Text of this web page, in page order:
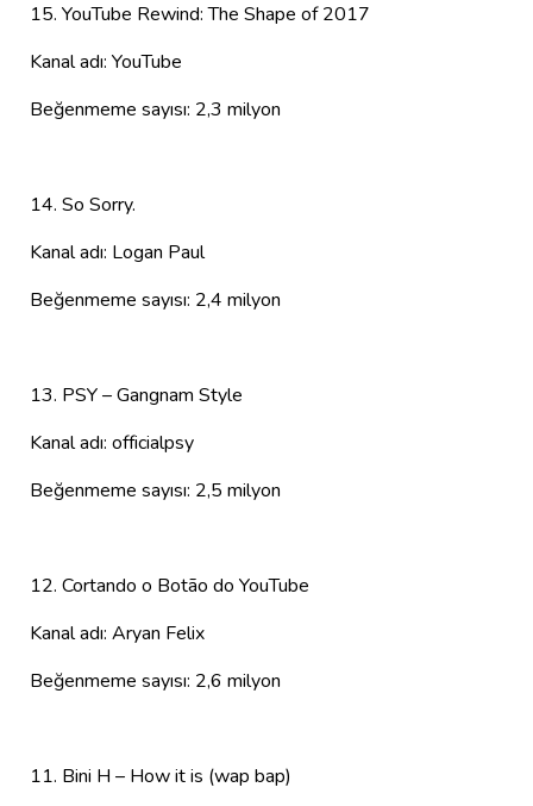
15. YouTube Rewind: The Shape of 2017
Kanal adı: YouTube
Beğenmeme sayısı: 2,3 milyon
14. So Sorry.
Kanal adı: Logan Paul
Beğenmeme sayısı: 2,4 milyon
13. PSY – Gangnam Style
Kanal adı: officialpsy
Beğenmeme sayısı: 2,5 milyon
12. Cortando o Botão do YouTube
Kanal adı: Aryan Felix
Beğenmeme sayısı: 2,6 milyon
11. Bini H – How it is (wap bap)